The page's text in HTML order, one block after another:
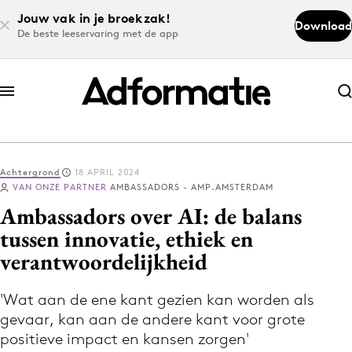
Jouw vak in je broekzak!
De beste leeservaring met de app
Download
Abonneer nu
Abonneer nu
Log in
Download de app
Volg het laatste nieuws via de Adformatie
Achtergrond
18 APRIL 2024
VAN ONZE PARTNER AMBASSADORS - AMP.AMSTERDAM
Ambassadors over AI: de balans
tussen innovatie, ethiek en
verantwoordelijkheid
'Wat aan de ene kant gezien kan worden als
gevaar, kan aan de andere kant voor grote
positieve impact en kansen zorgen'